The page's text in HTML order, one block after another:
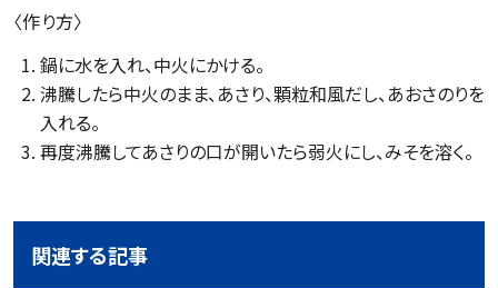
〈作り方〉
鍋に水を入れ、中火にかける。
沸騰したら中火のまま、あさり、顆粒和風だし、あおさのりを
入れる。
再度沸騰してあさりの口が開いたら弱火にし、みそを溶く。
関連する記事